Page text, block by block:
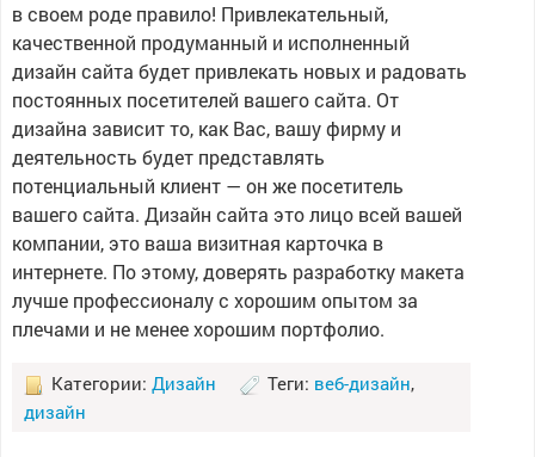
в своем роде правило! Привлекательный,
качественной продуманный и исполненный
дизайн сайта будет привлекать новых и радовать
постоянных посетителей вашего сайта. От
дизайна зависит то, как Вас, вашу фирму и
деятельность будет представлять
потенциальный клиент — он же посетитель
вашего сайта. Дизайн сайта это лицо всей вашей
компании, это ваша визитная карточка в
интернете. По этому, доверять разработку макета
лучше профессионалу с хорошим опытом за
плечами и не менее хорошим портфолио.
Категории: Дизайн Теги: веб-дизайн,
дизайн